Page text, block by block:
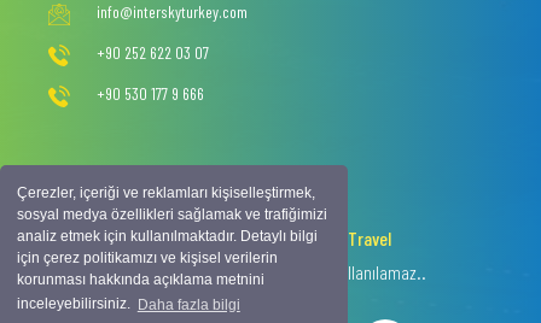
Çerezler, içeriği ve reklamları kişiselleştirmek,
sosyal medya özellikleri sağlamak ve trafiğimizi
analiz etmek için kullanılmaktadır. Detaylı bilgi
için çerez politikamızı ve kişisel verilerin
korunması hakkında açıklama metnini
inceleyebilirsiniz. Daha fazla bilgi
info@interskyturkey.com
+90 252 622 03 07
+90 530 177 9 666
2020 © Copyright -Intersky Travel
Tüm hakkı saklıdır, izinsiz içerik kullanılamaz..